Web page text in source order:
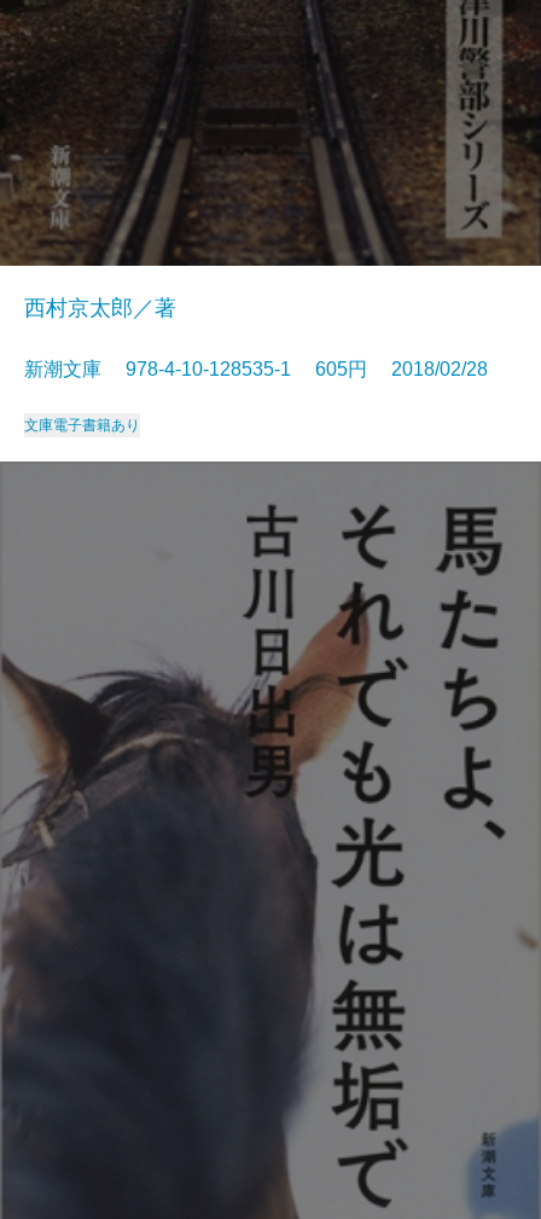
西村京太郎／著
新潮文庫 978-4-10-128535-1 605円 2018/02/28
文庫電子書籍あり